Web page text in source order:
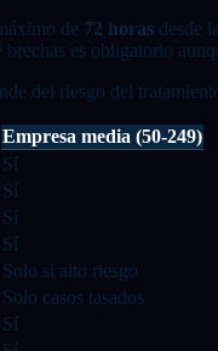
de 72 horas desde
es obligatorio
del riesgo del
Empresa media (50-249)
Sí
Sí
Sí
Sí
Solo si alto riesgo
Solo casos tasados
Sí